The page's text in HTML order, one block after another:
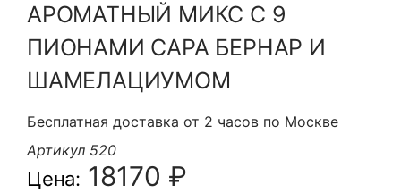
АРОМАТНЫЙ МИКС С 9
ПИОНАМИ САРА БЕРНАР И
ШАМЕЛАЦИУМОМ
Бесплатная доставка от 2 часов по Москве
Артикул 520
Цена: 18170 ₽